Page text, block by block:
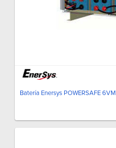
Batería Enersys POWERSAFE 6VM